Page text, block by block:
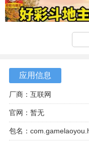
游戏特色
应用信息
厂商：互联网
官网：暂无
包名：